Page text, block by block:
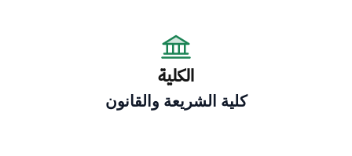
الكلية
كلية الشريعة والقانون